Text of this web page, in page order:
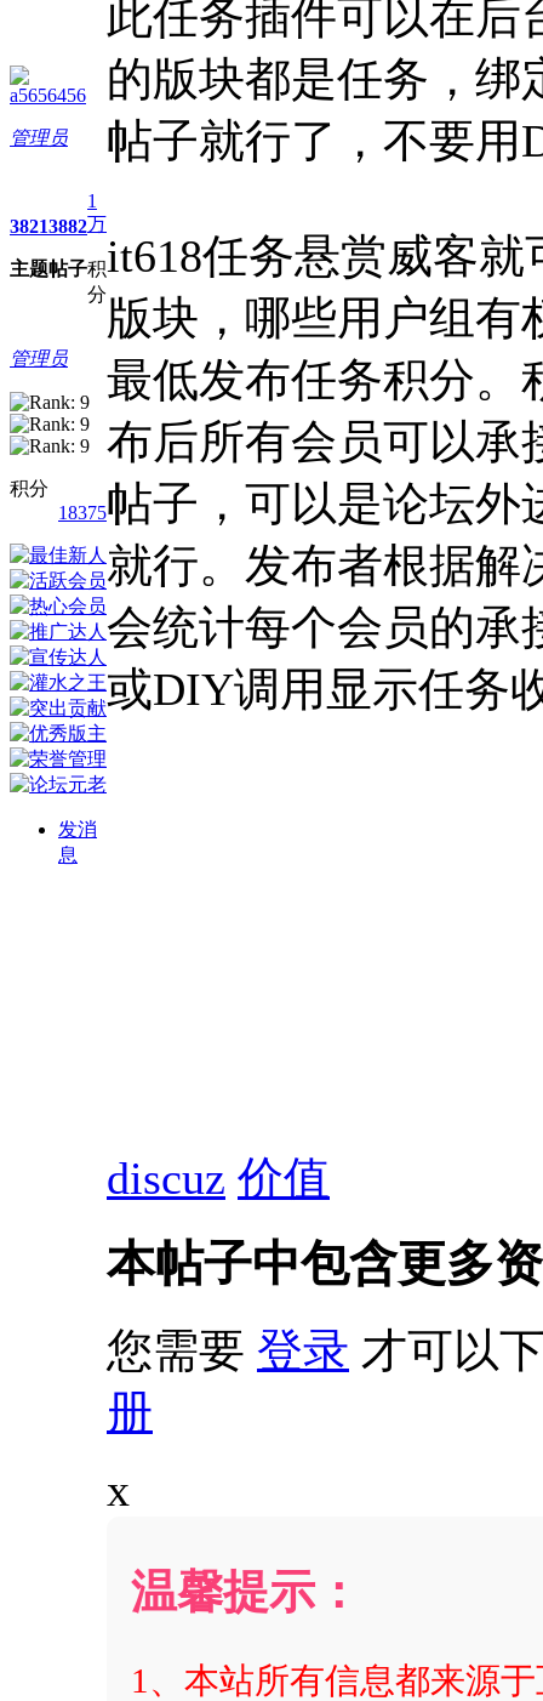
a5656456
管理员
3821
主题
3882
帖子
1
万
积
分
管理员
积分
18375
发消
息
此任务插件可以在后
的版块都是任务，绑
帖子就行了，不要用
it618任务悬赏威客
版块，哪些用户组有
最低发布任务积分。
布后所有会员可以承
帖子，可以是论坛外
就行。发布者根据解
会统计每个会员的承
或DIY调用显示任务
discuz 价值
本帖子中包含更多
您需要 登录 才可以
册
x
温馨提示：
1、本站所有信息都来源